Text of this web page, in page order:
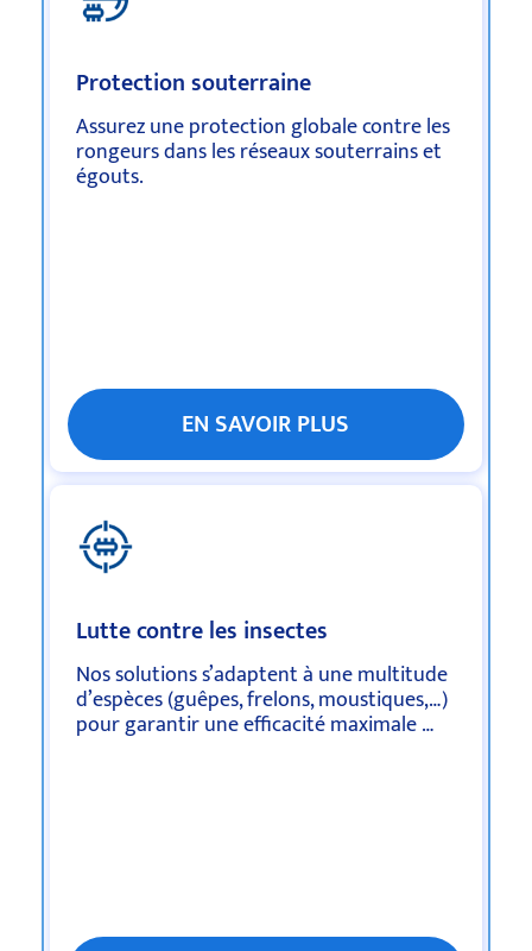
Protection souterraine
Assurez une protection globale contre les
rongeurs dans les réseaux souterrains et
égouts.
EN SAVOIR PLUS
Lutte contre les insectes
Nos solutions s’adaptent à une multitude
d’espèces (guêpes, frelons, moustiques,…)
pour garantir une efficacité maximale …